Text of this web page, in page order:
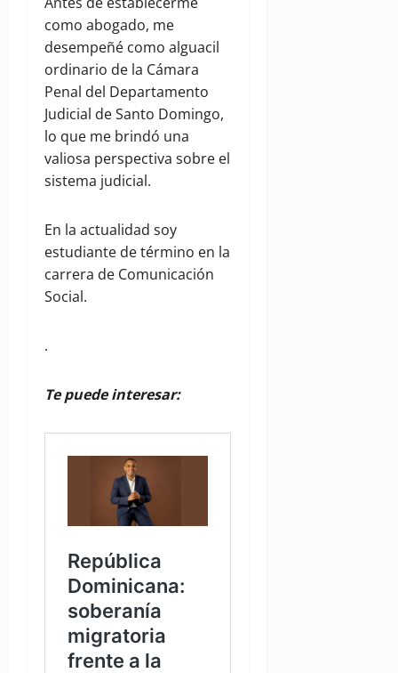
como abogado, me
desempeñé como alguacil
ordinario de la Cámara
Penal del Departamento
Judicial de Santo Domingo,
lo que me brindó una
valiosa perspectiva sobre el
sistema judicial.
En la actualidad soy
estudiante de término en la
carrera de Comunicación
Social.
.
Te puede interesar: